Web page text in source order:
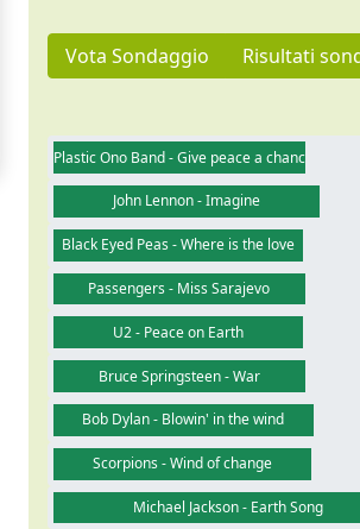
Vota Sondaggio Risultati
Plastic Ono Band - Give peace a chance
John Lennon - Imagine
Black Eyed Peas - Where is the love
Passengers - Miss Sarajevo
U2 - Peace on Earth
Bruce Springsteen - War
Bob Dylan - Blowin' in the wind
Scorpions - Wind of change
Michael Jackson - Earth Song